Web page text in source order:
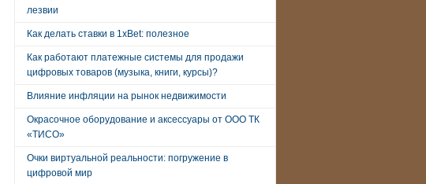
лезвии
Как делать ставки в 1xBet: полезное
Как работают платежные системы для продажи
цифровых товаров (музыка, книги, курсы)?
Влияние инфляции на рынок недвижимости
Окрасочное оборудование и аксессуары от ООО ТК
«ТИСО»
Очки виртуальной реальности: погружение в
цифровой мир